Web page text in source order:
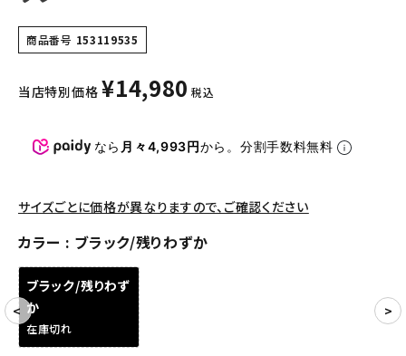
パンツ・ショーツ
アクセサリー
CONTENTS
ACCOUNT MENU
ようこそ ゲスト 様
meeting_room ログイン
商品番号 153119535
当店特別価格 ¥14,980 税込
なら 月々4,993円から。分割手数料無料
サイズごとに価格が異なりますので、ご確認ください
カラー ブラック/残りわずか
ブラック/残りわず
か
在庫切れ